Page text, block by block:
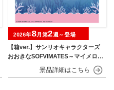
【箱ver.】サンリオキャラクターズ
おおきなSOFVIMATES～マイメロデ
ィ マーメイドver. ～
2026年8月第2週～登場